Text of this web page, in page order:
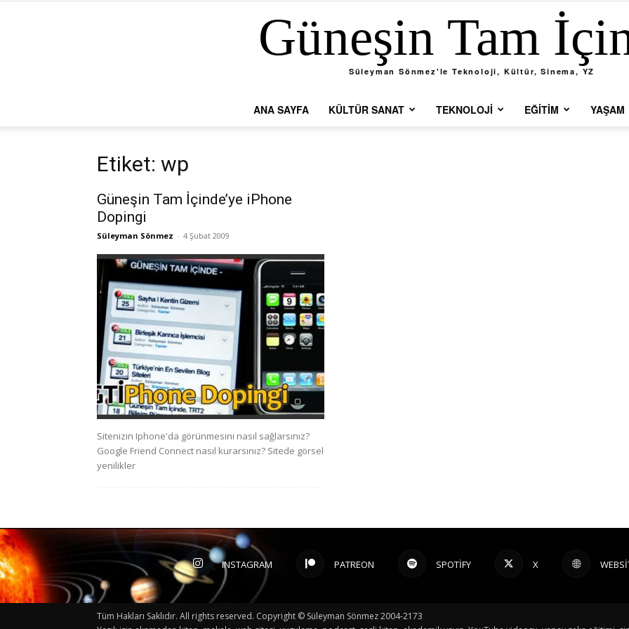
Güneşin Tam
Süleyman Sönmez'le Teknoloji, Kültür, Sinema, YZ
ANA SAYFA KÜLTÜR SANAT TEKNOLOJI EĞITIM YAŞAM
Etiket: wp
Güneşin Tam İçinde’ye iPhone
Dopingi
Süleyman Sönmez - 4 Şubat 2009
Sitenizin Iphone'da görünmesini nasıl sağlarsınız?
Google Friend Connect nasıl kurarsınız? Sitede görsel
yenilikler
INSTAGRAM PATREON SPOTIFY X
Tüm Hakları Saklıdır. All rights reserved. Copyright © Süleyman Sönmez 2004-2173